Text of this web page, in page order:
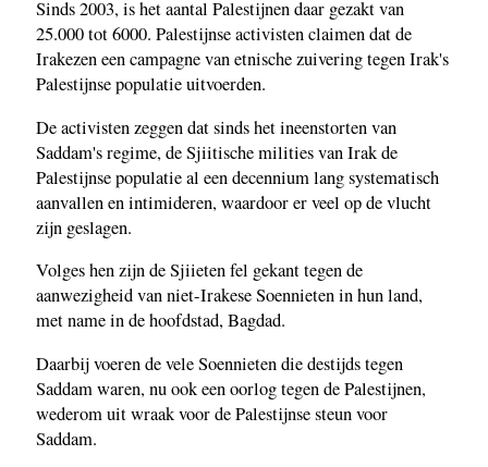
Sinds 2003, is het aantal Palestijnen daar gezakt van
25.000 tot 6000. Palestijnse activisten claimen dat de
Irakezen een campagne van etnische zuivering tegen Irak's
Palestijnse populatie uitvoerden.
De activisten zeggen dat sinds het ineenstorten van
Saddam's regime, de Sjiitische milities van Irak de
Palestijnse populatie al een decennium lang systematisch
aanvallen en intimideren, waardoor er veel op de vlucht
zijn geslagen.
Volges hen zijn de Sjiieten fel gekant tegen de
aanwezigheid van niet-Irakese Soennieten in hun land,
met name in de hoofdstad, Bagdad.
Daarbij voeren de vele Soennieten die destijds tegen
Saddam waren, nu ook een oorlog tegen de Palestijnen,
wederom uit wraak voor de Palestijnse steun voor
Saddam.